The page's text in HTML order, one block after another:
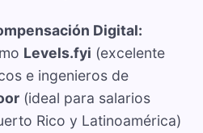
Digital:
Levels.fyi (excelente
e ingenieros de
(ideal para salarios
Rico y Latinoamérica)